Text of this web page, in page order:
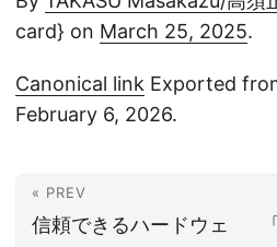
card} on March 25, 2025.
Canonical link Exported
February 6, 2026.
« PREV
信頼できるハードウェ